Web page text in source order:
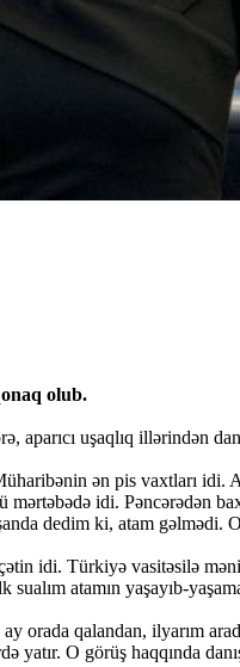
olub.
aparıcı uşaqlıq illərindən
ən pis vaxtları
idi. Pəncərədən
dedim ki, atam gəlmədi.
idi. Türkiyə vasitəsilə
atamın yaşayıb-
orada qalandan, ilyarım
O görüş haqqında